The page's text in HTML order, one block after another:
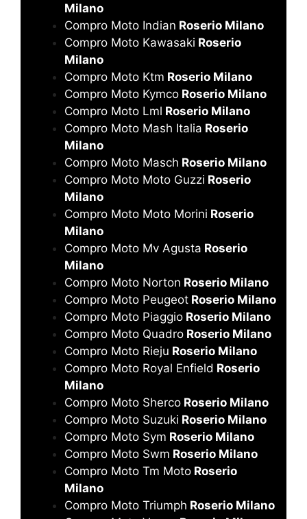
Milano
Compro Moto Indian Roserio Milano
Compro Moto Kawasaki Roserio
Milano
Compro Moto Ktm Roserio Milano
Compro Moto Kymco Roserio Milano
Compro Moto Lml Roserio Milano
Compro Moto Mash Italia Roserio
Milano
Compro Moto Masch Roserio Milano
Compro Moto Moto Guzzi Roserio
Milano
Compro Moto Moto Morini Roserio
Milano
Compro Moto Mv Agusta Roserio
Milano
Compro Moto Norton Roserio Milano
Compro Moto Peugeot Roserio Milano
Compro Moto Piaggio Roserio Milano
Compro Moto Quadro Roserio Milano
Compro Moto Rieju Roserio Milano
Compro Moto Royal Enfield Roserio
Milano
Compro Moto Sherco Roserio Milano
Compro Moto Suzuki Roserio Milano
Compro Moto Sym Roserio Milano
Compro Moto Swm Roserio Milano
Compro Moto Tm Moto Roserio
Milano
Compro Moto Triumph Roserio Milano